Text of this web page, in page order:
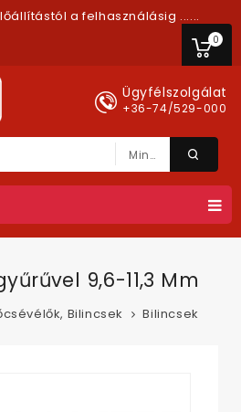
a felhasználásig ......
0
Ügyfélszolgálat
+36-74/529-000
Minden Kategória
9,6-11,3 Mm
Bilincsek Bilincsek